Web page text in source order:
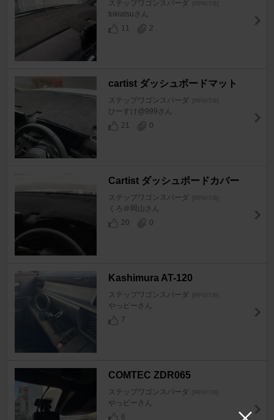
ステップワゴンスパーダ [RP6/7/8]
tokiatsuさん
11
2
cartist ダッシュボードマット
ステップワゴンスパーダ [RP6/7/8]
ひーすけ@999さん
21
0
Cartist ダッシュボードカバー
ステップワゴンスパーダ [RP6/7/8]
くろ＠岡山さん
20
0
Kashimura AT-120
ステップワゴンスパーダ [RP6/7/8]
やっピーさん
7
COMTEC ZDR065
ステップワゴンスパーダ [RP6/7/8]
やっピーさん
6